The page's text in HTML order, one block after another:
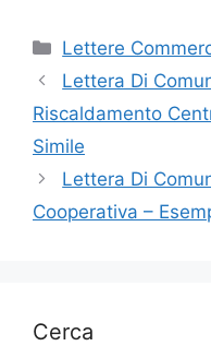
Categorie
Lettere
Lettera Di
Riscaldamento
Simile
Lettera Di
Cooperativa –
Cerca